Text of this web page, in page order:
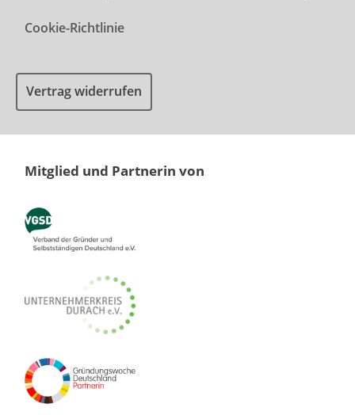
Cookie-Richtlinie
Vertrag widerrufen
Mitglied und Partnerin von